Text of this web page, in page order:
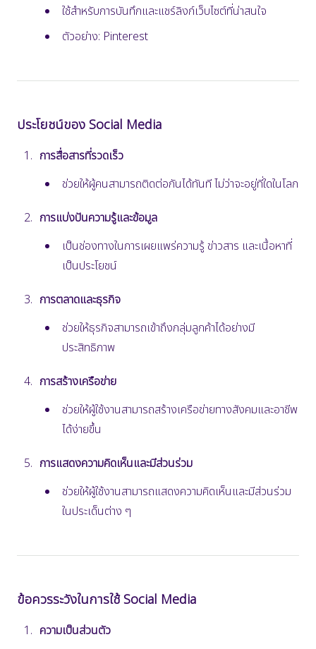
ใช้สำหรับการบันทึกและแชร์ลิงก์เว็บไซต์ที่น่าสนใจ
ตัวอย่าง: Pinterest
ประโยชน์ของ Social Media
การสื่อสารที่รวดเร็ว
ช่วยให้ผู้คนสามารถติดต่อกันได้ทันที ไม่ว่าจะอยู่ที่ใดในโลก
การแบ่งปันความรู้และข้อมูล
เป็นช่องทางในการเผยแพร่ความรู้ ข่าวสาร และเนื้อหาที่
เป็นประโยชน์
การตลาดและธุรกิจ
ช่วยให้ธุรกิจสามารถเข้าถึงกลุ่มลูกค้าได้อย่างมี
ประสิทธิภาพ
การสร้างเครือข่าย
ช่วยให้ผู้ใช้งานสามารถสร้างเครือข่ายทางสังคมและอาชีพ
ได้ง่ายขึ้น
การแสดงความคิดเห็นและมีส่วนร่วม
ช่วยให้ผู้ใช้งานสามารถแสดงความคิดเห็นและมีส่วนร่วม
ในประเด็นต่าง ๆ
ข้อควรระวังในการใช้ Social Media
ความเป็นส่วนตัว